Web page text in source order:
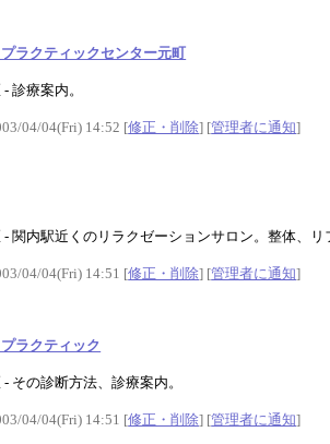
ラクティックセンター元町
診療案内。
04/04(Fri) 14:52 [修正・削除] [管理者に通知]
- 関内駅近くのリラクゼーションサロン。整体、
04/04(Fri) 14:51 [修正・削除] [管理者に通知]
ラクティック
その診断方法、診療案内。
04/04(Fri) 14:51 [修正・削除] [管理者に通知]